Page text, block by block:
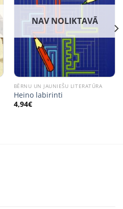
NAV NOLIKTAVĀ
BĒRNU UN JAUNIEŠU LITERATŪRA
Heino labirinti
4,94€